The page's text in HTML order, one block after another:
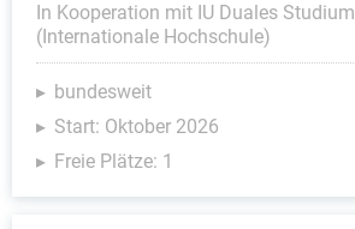
In Kooperation mit IU Duales Studium
(Internationale Hochschule)
bundesweit
Start: Oktober 2026
Freie Plätze: 1